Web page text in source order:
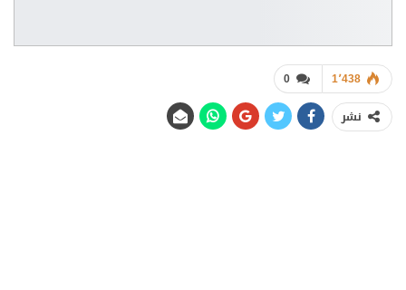
0 1٬438
نشر